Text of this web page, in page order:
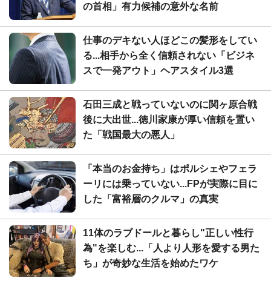
の首相」有力候補の意外な名前
仕事のデキない人ほどこの髪形をしてい
る...相手から全く信頼されない「ビジネ
スで一発アウト」ヘアスタイル3選
石田三成と戦っていないのに関ヶ原合戦
後に大出世...徳川家康が厚い信頼を置い
た「戦国最大の悪人」
「本当のお金持ち」はポルシェやフェラ
ーリには乗っていない...FPが実際に目に
した「富裕層のクルマ」の真実
11体のラブドールと暮らし"正しい性行
為"を楽しむ...「人より人形を愛する男た
ち」が奇妙な生活を始めたワケ